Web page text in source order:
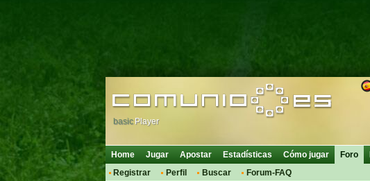
basic Player
Home Jugar Apostar Estadísticas Cómo jugar
Foro
Registrar
Perfil Buscar Forum-FAQ